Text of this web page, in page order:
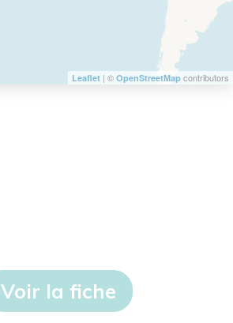
Leaflet | © OpenStreetMap contributors
Voir la fiche